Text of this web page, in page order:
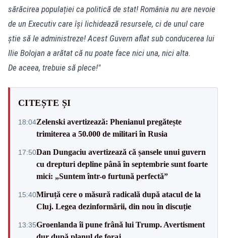
sărăcirea populației ca politică de stat! România nu are nevoie
de un Executiv care își lichidează resursele, ci de unul care
știe să le administreze! Acest Guvern aflat sub conducerea lui
Ilie Bolojan a arătat că nu poate face nici una, nici alta.
De aceea, trebuie să plece!"
CITEȘTE ȘI
18:04Zelenski avertizează: Phenianul pregătește
trimiterea a 50.000 de militari în Rusia
17:50Dan Dungaciu avertizează că șansele unui guvern
cu drepturi depline până în septembrie sunt foarte
mici: „Suntem într-o furtună perfectă”
15:40Miruță cere o măsură radicală după atacul de la
Cluj. Legea dezinformării, din nou în discuție
13:35Groenlanda îi pune frână lui Trump. Avertisment